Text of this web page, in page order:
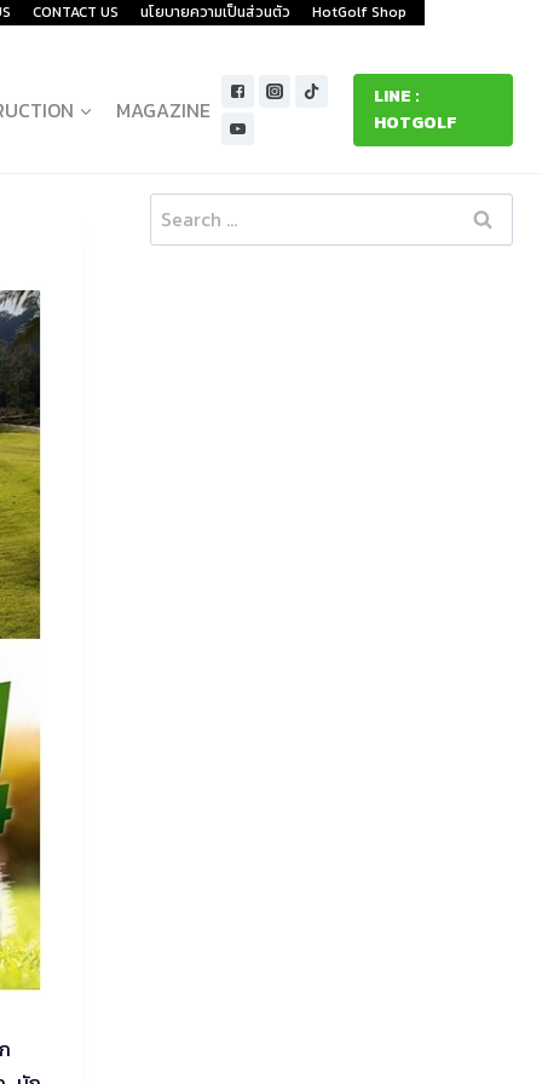
CONTACT US นโยบายความเป็นส่วนตัว HotGolf Shop
MAGAZINE
LINE :
HOTGOLF
Search
for: